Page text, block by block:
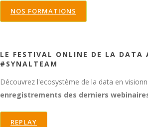
NOS FORMATIONS
LE FESTIVAL ONLINE DE LA DATA
#SYNALTEAM
Découvrez l'ecosystème de la data en
enregistrements des derniers
REPLAY